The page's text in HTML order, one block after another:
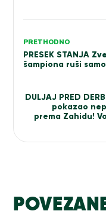
Kretanje
članka
PRETHODNO
PRESEK STANJA
šampiona ruši
DULJAJ PRED
pokazao
prema Zahidu!